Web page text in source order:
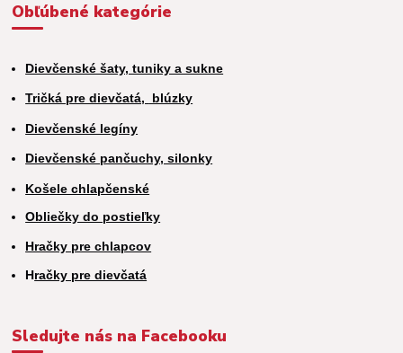
Obľúbené kategórie
Dievčenské šaty, tuniky a sukne
Tričká pre dievčatá, blúzky
Dievčenské legíny
Dievčenské pančuchy, silonky
Košele chlapčenské
Obliečky do postieľky
Hračky pre chlapcov
Hračky pre dievčatá
Sledujte nás na Facebooku